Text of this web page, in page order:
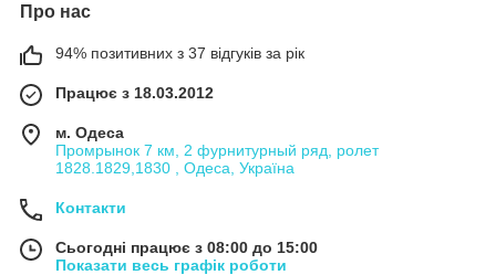
Про нас
94% позитивних з 37 відгуків за рік
Працює з 18.03.2012
м. Одеса
Промрынок 7 км, 2 фурнитурный ряд, ролет
1828.1829,1830 , Одеса, Україна
Контакти
Сьогодні працює з 08:00 до 15:00
Показати весь графік роботи